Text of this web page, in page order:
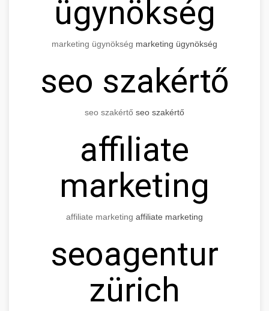
ügynökség
marketing ügynökség marketing ügynökség
seo szakértő
seo szakértő seo szakértő
affiliate
marketing
affiliate marketing affiliate marketing
seoagentur
zürich